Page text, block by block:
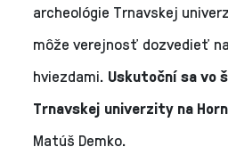
archeológie Trnavskej
môže verejnosť dozvedieť
hviezdami. Uskutoční sa vo
Trnavskej univerzity na
Matúš Demko.